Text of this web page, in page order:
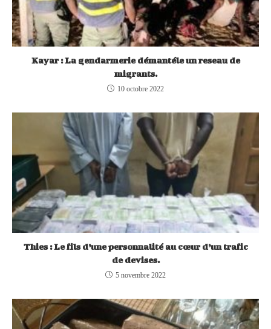
Kayar : La gendarmerie démantéle un reseau de
migrants.
10 octobre 2022
Thies : Le fils d’une personnalité au cœur d’un trafic
de devises.
5 novembre 2022